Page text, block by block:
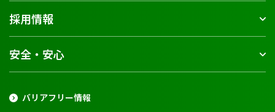
採用情報
安全・安心
バリアフリー情報